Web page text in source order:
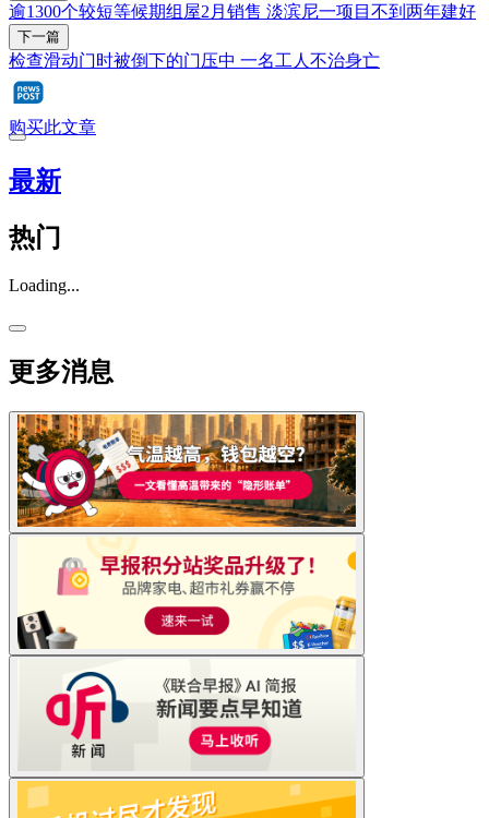
逾1300个较短等候期组屋2月销售 淡滨尼一项目不到两年建好
下一篇
检查滑动门时被倒下的门压中 一名工人不治身亡
购买此文章
最新
热门
Loading...
更多消息